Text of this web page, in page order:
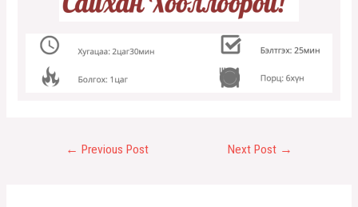
← Previous Post Next Post →